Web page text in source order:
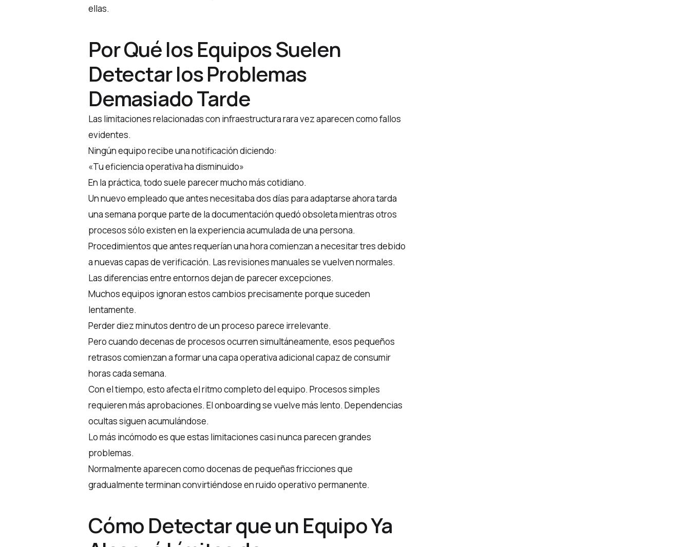
ellas.
Por Qué los Equipos Suelen
Detectar los Problemas
Demasiado Tarde
Las limitaciones relacionadas con infraestructura rara vez aparecen como fallos
evidentes.
Ningún equipo recibe una notificación diciendo:
«Tu eficiencia operativa ha disminuido»
En la práctica, todo suele parecer mucho más cotidiano.
Un nuevo empleado que antes necesitaba dos días para adaptarse ahora tarda
una semana porque parte de la documentación quedó obsoleta mientras otros
procesos sólo existen en la experiencia acumulada de una persona.
Procedimientos que antes requerían una hora comienzan a necesitar tres debido
a nuevas capas de verificación. Las revisiones manuales se vuelven normales.
Las diferencias entre entornos dejan de parecer excepciones.
Muchos equipos ignoran estos cambios precisamente porque suceden
lentamente.
Perder diez minutos dentro de un proceso parece irrelevante.
Pero cuando decenas de procesos ocurren simultáneamente, esos pequeños
retrasos comienzan a formar una capa operativa adicional capaz de consumir
horas cada semana.
Con el tiempo, esto afecta el ritmo completo del equipo. Procesos simples
requieren más aprobaciones. El onboarding se vuelve más lento. Dependencias
ocultas siguen acumulándose.
Lo más incómodo es que estas limitaciones casi nunca parecen grandes
problemas.
Normalmente aparecen como docenas de pequeñas fricciones que
gradualmente terminan convirtiéndose en ruido operativo permanente.
Cómo Detectar que un Equipo Ya